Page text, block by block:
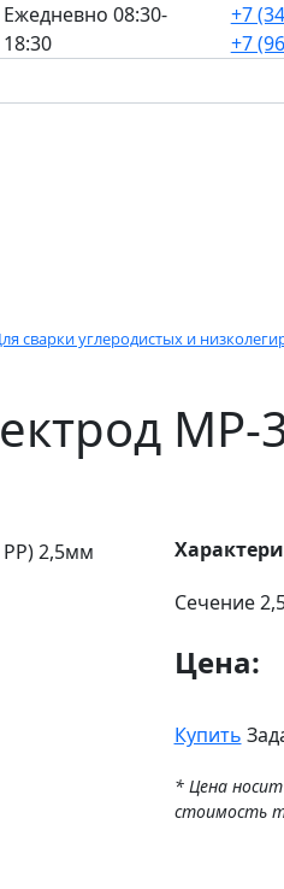
Ежедневно 08:30-
18:30
+7
+7
сварки углеродистых и
МР-
Сечение
Цена:
Купить
* Цена
стоимость